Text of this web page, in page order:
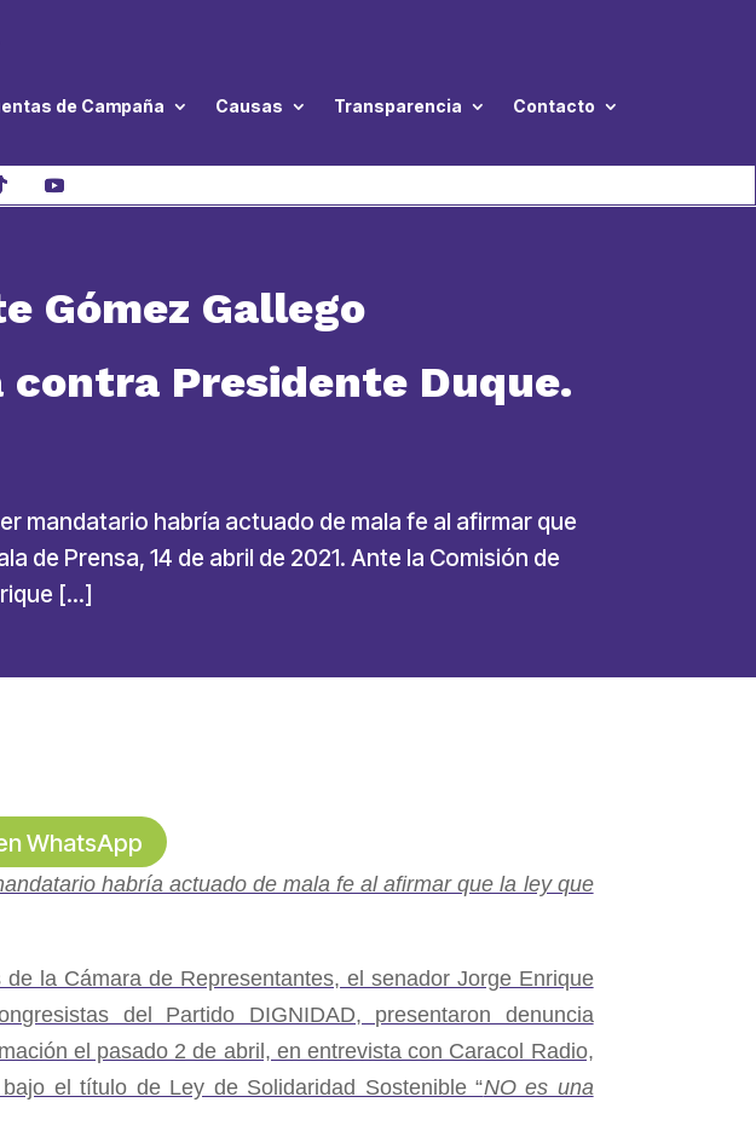
de Campaña Causas Transparencia Contacto
Gómez Gallego
Presidente Duque.
mandatario habría actuado de mala fe al afirmar que
de Prensa, 14 de abril de 2021. Ante la Comisión de
[…]
WhatsApp
habría actuado de mala fe al afirmar que la ley que
la Cámara de Representantes, el senador Jorge Enrique
del Partido DIGNIDAD, presentaron denuncia
el pasado 2 de abril, en entrevista con Caracol Radio,
el título de Ley de Solidaridad Sostenible “NO es una